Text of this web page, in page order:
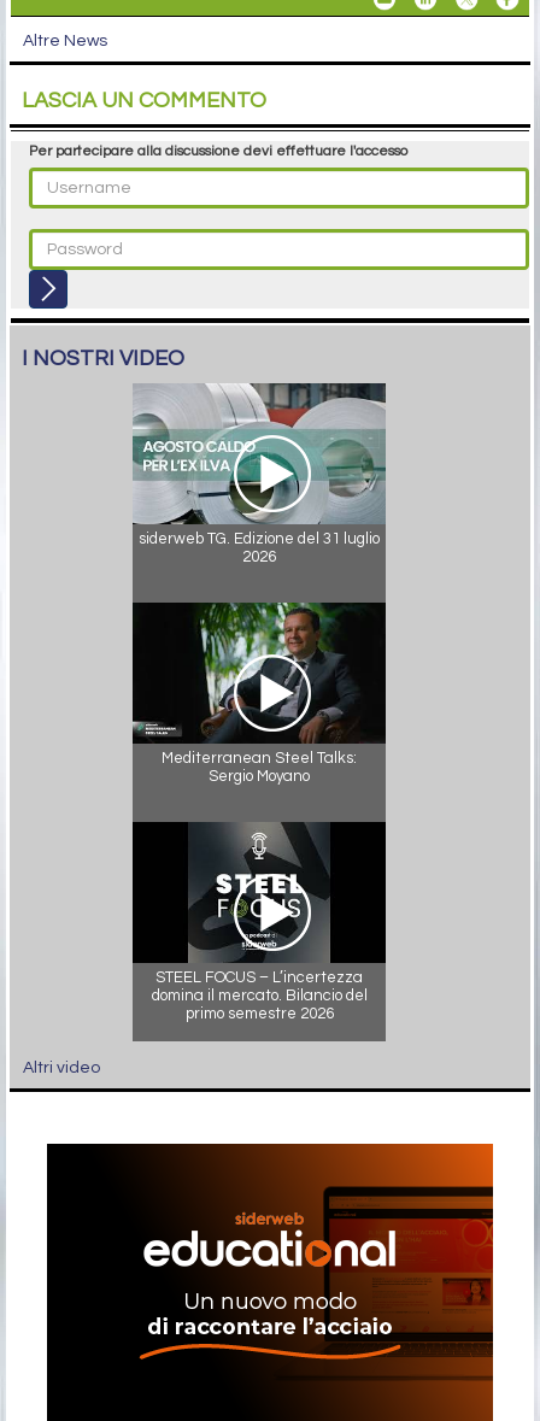
Altre News
LASCIA UN COMMENTO
Per partecipare alla discussione devi effettuare l'accesso
I NOSTRI VIDEO
siderweb TG. Edizione del 31 luglio
2026
Mediterranean Steel Talks:
Sergio Moyano
STEEL FOCUS – L’incertezza
domina il mercato. Bilancio del
primo semestre 2026
Altri video